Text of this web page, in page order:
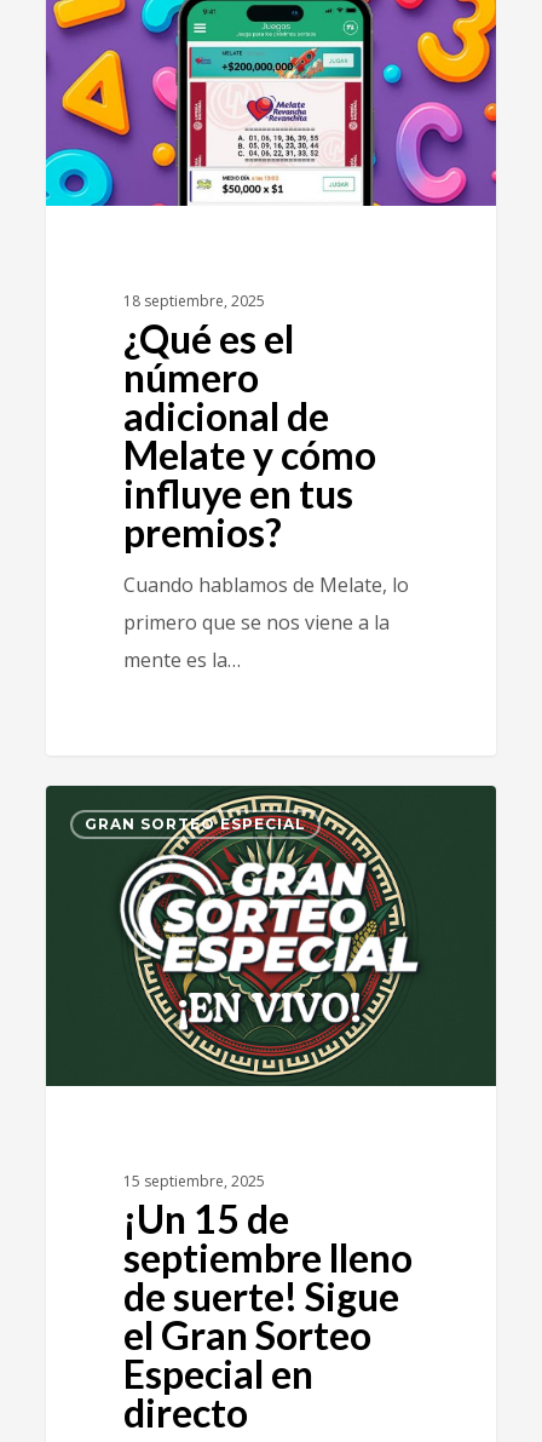
18 septiembre, 2025
¿Qué es el
número
adicional de
Melate y cómo
influye en tus
premios?
Cuando hablamos de Melate, lo
primero que se nos viene a la
mente es la…
GRAN SORTEO ESPECIAL
15 septiembre, 2025
¡Un 15 de
septiembre lleno
de suerte! Sigue
el Gran Sorteo
Especial en
directo
1